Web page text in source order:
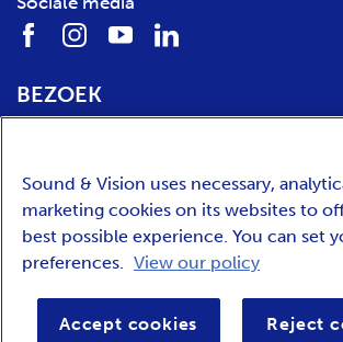
BEZOEK
1217 WE Hilversum
dinsdag t/m zondag
ENGLISH
Sound & Vision uses necessary,
marketing cookies on its websites to
best possible experience. You can set
preferences. View our policy
Accept cookies Reject